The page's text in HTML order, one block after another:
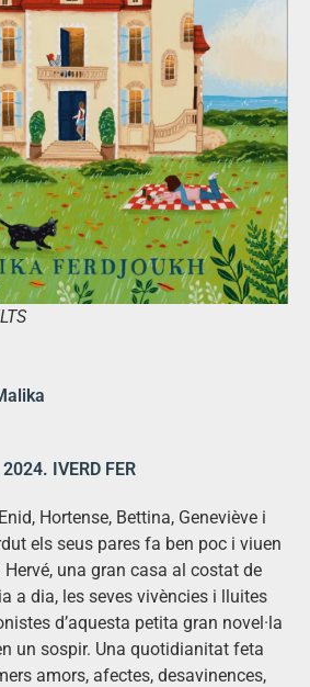
IVERD FER
Hortense, Bettina, Geneviève i
els seus pares fa ben poc i viuen
Hervé, una gran casa al costat de
a dia, les seves vivències i lluites
d’aquesta petita gran novel·la
un sospir. Una quotidianitat feta
amors, afectes, desavinences,